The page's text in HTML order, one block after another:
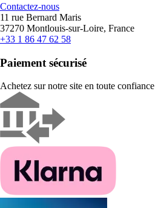
Contactez-nous
11 rue Bernard Maris
37270 Montlouis-sur-Loire, France
+33 1 86 47 62 58
Paiement sécurisé
Achetez sur notre site en toute confiance